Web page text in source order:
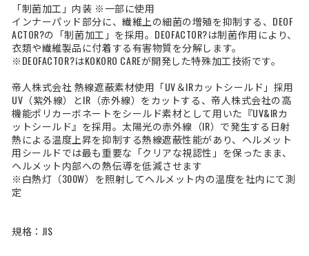
「制菌加工」内装 ※一部に使用
インナーパッド部分に、繊維上の細菌の増殖を抑制する、DEOF
ACTOR?の「制菌加工」を採用。DEOFACTOR?は制菌作用により、
衣類や繊維製品に付着する有害物質を分解します。
※DEOFACTOR?はKOKORO CAREが開発した特殊加工技術です。
帝人株式会社 熱線遮蔽素材使用「UV＆IRカットシールド」採用
UV（紫外線）とIR（赤外線）をカットする、帝人株式会社の高
機能ポリカーボネートをシールド素材として用いた『UV&IRカ
ットシールド』を採用。太陽光の赤外線（IR）で発生する日射
熱による温度上昇を抑制する熱線遮蔽性能があり、ヘルメット
用シールドでは最も重要な「クリアな視認性」を保ったまま、
ヘルメット内部への熱伝導を低減させます
※白熱灯（300W）を照射してヘルメット内の温度を社内にて測
定
規格：JIS